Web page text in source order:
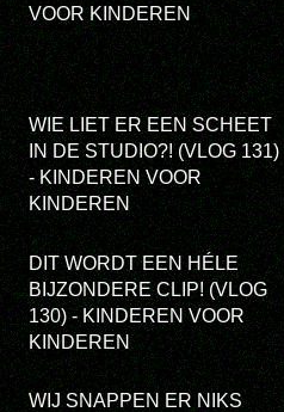
VOOR KINDEREN
WIE LIET ER EEN SCHEET
IN DE STUDIO?! (VLOG 131)
- KINDEREN VOOR
KINDEREN
DIT WORDT EEN HÉLE
BIJZONDERE CLIP! (VLOG
130) - KINDEREN VOOR
KINDEREN
WIJ SNAPPEN ER NIKS